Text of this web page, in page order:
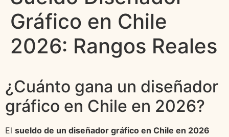
Gráfico en Chile
2026: Rangos Reales
¿Cuánto gana un diseñador
gráfico en Chile en 2026?
El sueldo de un diseñador gráfico en Chile en 2026